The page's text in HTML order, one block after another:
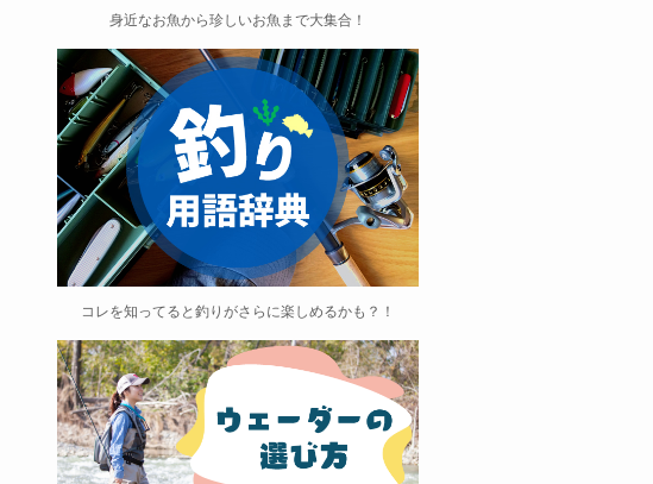
身近なお魚から珍しいお魚まで大集合！
コレを知ってると釣りがさらに楽しめるかも？！